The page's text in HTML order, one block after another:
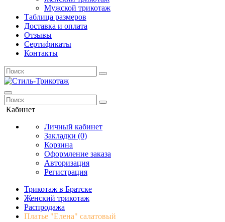
Мужской трикотаж
Таблица размеров
Доставка и оплата
Отзывы
Сертификаты
Контакты
Кабинет
Личный кабинет
Закладки (0)
Корзина
Оформление заказа
Авторизация
Регистрация
Трикотаж в Братске
Женский трикотаж
Распродажа
Платье "Елена" салатовый